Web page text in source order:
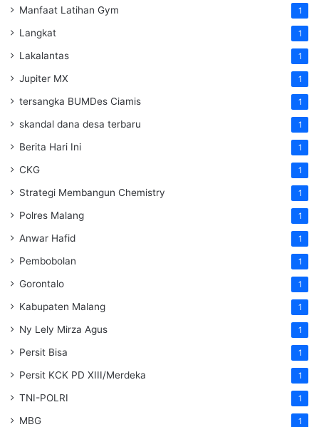
Manfaat Latihan Gym 1
Langkat 1
Lakalantas 1
Jupiter MX 1
tersangka BUMDes Ciamis 1
skandal dana desa terbaru 1
Berita Hari Ini 1
CKG 1
Strategi Membangun Chemistry 1
Polres Malang 1
Anwar Hafid 1
Pembobolan 1
Gorontalo 1
Kabupaten Malang 1
Ny Lely Mirza Agus 1
Persit Bisa 1
Persit KCK PD XIII/Merdeka 1
TNI-POLRI 1
MBG 1